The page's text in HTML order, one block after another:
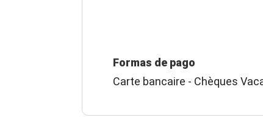
Formas de pago
Carte bancaire - Chèques